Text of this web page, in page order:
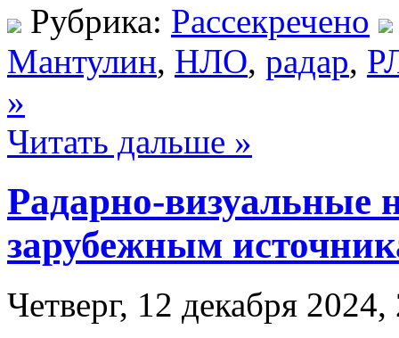
Рубрика: Рассекречено
Мантулин, НЛО, радар,
»
Читать дальше »
Радарно-визуальные
зарубежным
Четверг, 12 декабря